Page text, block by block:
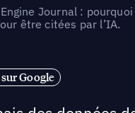
Journal :
être citées par l’IA.
Google